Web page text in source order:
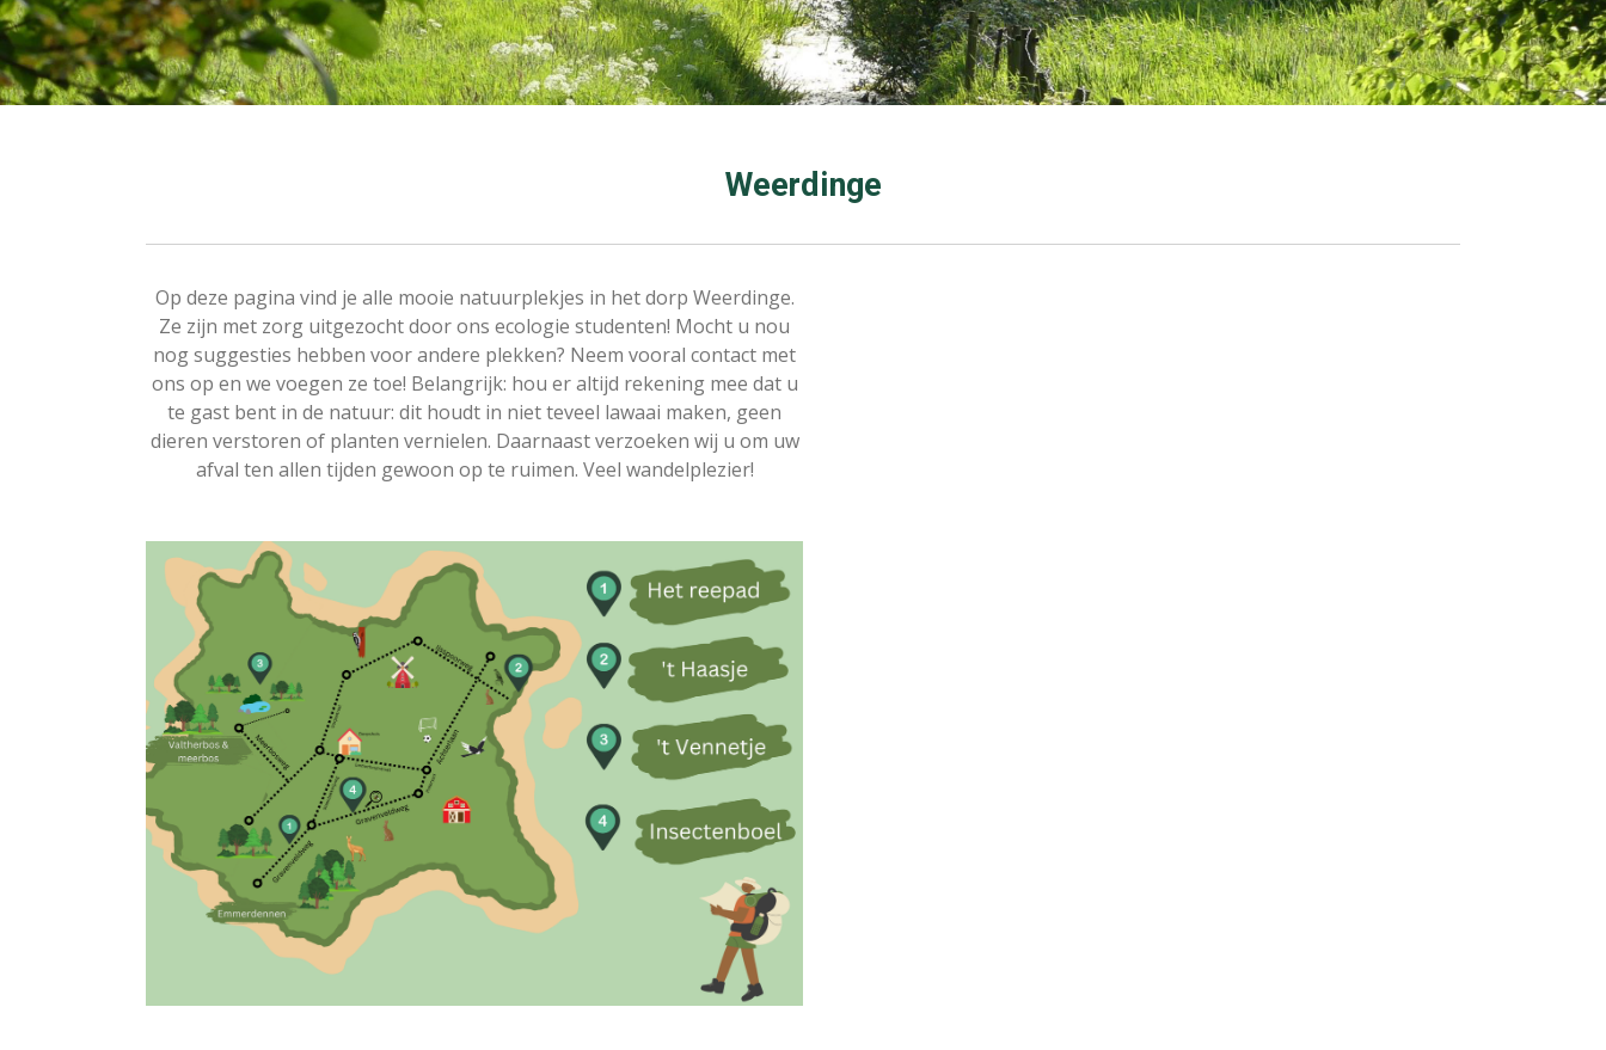
Weerdinge
Op deze pagina vind je alle mooie natuurplekjes in het dorp Weerdinge.
Ze zijn met zorg uitgezocht door ons ecologie studenten! Mocht u nou
nog suggesties hebben voor andere plekken? Neem vooral contact met
ons op en we voegen ze toe! Belangrijk: hou er altijd rekening mee dat u
te gast bent in de natuur: dit houdt in niet teveel lawaai maken, geen
dieren verstoren of planten vernielen. Daarnaast verzoeken wij u om uw
afval ten allen tijden gewoon op te ruimen. Veel wandelplezier!